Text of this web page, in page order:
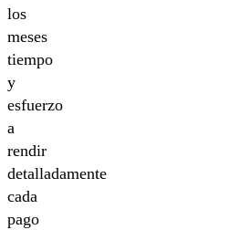
los
meses
tiempo
y
esfuerzo
a
rendir
detalladamente
cada
pago